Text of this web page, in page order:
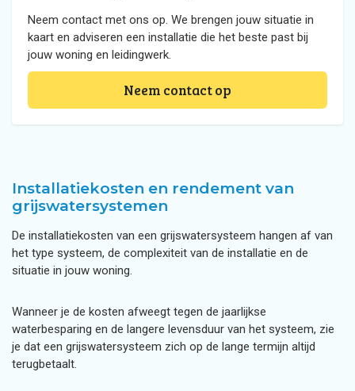
Neem contact met ons op. We brengen jouw situatie in
kaart en adviseren een installatie die het beste past bij
jouw woning en leidingwerk.
Neem contact op
Installatiekosten en rendement van
grijswatersystemen
De installatiekosten van een grijswatersysteem hangen af van
het type systeem, de complexiteit van de installatie en de
situatie in jouw woning.
Wanneer je de kosten afweegt tegen de jaarlijkse
waterbesparing en de langere levensduur van het systeem, zie
je dat een grijswatersysteem zich op de lange termijn altijd
terugbetaalt.